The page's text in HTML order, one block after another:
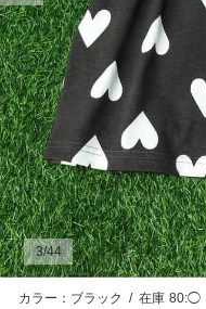
3/44
カラー：ブラック / 在庫 80:◯